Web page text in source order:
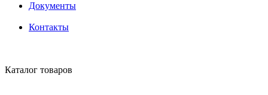
Документы
Контакты
Каталог товаров